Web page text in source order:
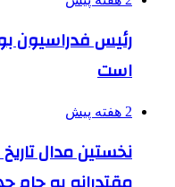
رئیس فدراسیون
است
2 هفته پیش
نخستین مدال